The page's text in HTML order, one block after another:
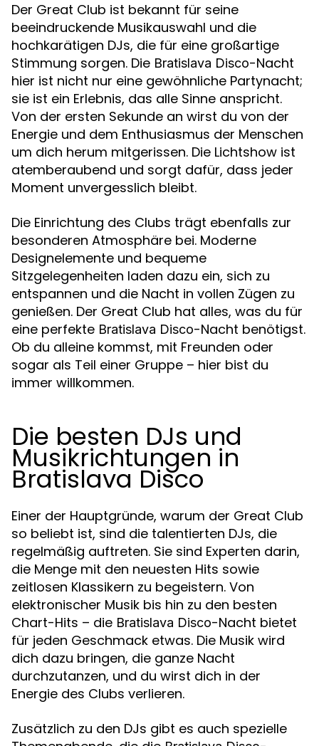
Der Great Club ist bekannt für seine
beeindruckende Musikauswahl und die
hochkarätigen DJs, die für eine großartige
Stimmung sorgen. Die Bratislava Disco-Nacht
hier ist nicht nur eine gewöhnliche Partynacht;
sie ist ein Erlebnis, das alle Sinne anspricht.
Von der ersten Sekunde an wirst du von der
Energie und dem Enthusiasmus der Menschen
um dich herum mitgerissen. Die Lichtshow ist
atemberaubend und sorgt dafür, dass jeder
Moment unvergesslich bleibt.
Die Einrichtung des Clubs trägt ebenfalls zur
besonderen Atmosphäre bei. Moderne
Designelemente und bequeme
Sitzgelegenheiten laden dazu ein, sich zu
entspannen und die Nacht in vollen Zügen zu
genießen. Der Great Club hat alles, was du für
eine perfekte Bratislava Disco-Nacht benötigst.
Ob du alleine kommst, mit Freunden oder
sogar als Teil einer Gruppe – hier bist du
immer willkommen.
Die besten DJs und
Musikrichtungen in
Bratislava Disco
Einer der Hauptgründe, warum der Great Club
so beliebt ist, sind die talentierten DJs, die
regelmäßig auftreten. Sie sind Experten darin,
die Menge mit den neuesten Hits sowie
zeitlosen Klassikern zu begeistern. Von
elektronischer Musik bis hin zu den besten
Chart-Hits – die Bratislava Disco-Nacht bietet
für jeden Geschmack etwas. Die Musik wird
dich dazu bringen, die ganze Nacht
durchzutanzen, und du wirst dich in der
Energie des Clubs verlieren.
Zusätzlich zu den DJs gibt es auch spezielle